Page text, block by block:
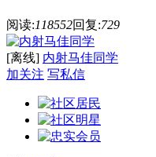
阅读:118552回复:729
[离线] 内射马佳同学
加关注 写私信